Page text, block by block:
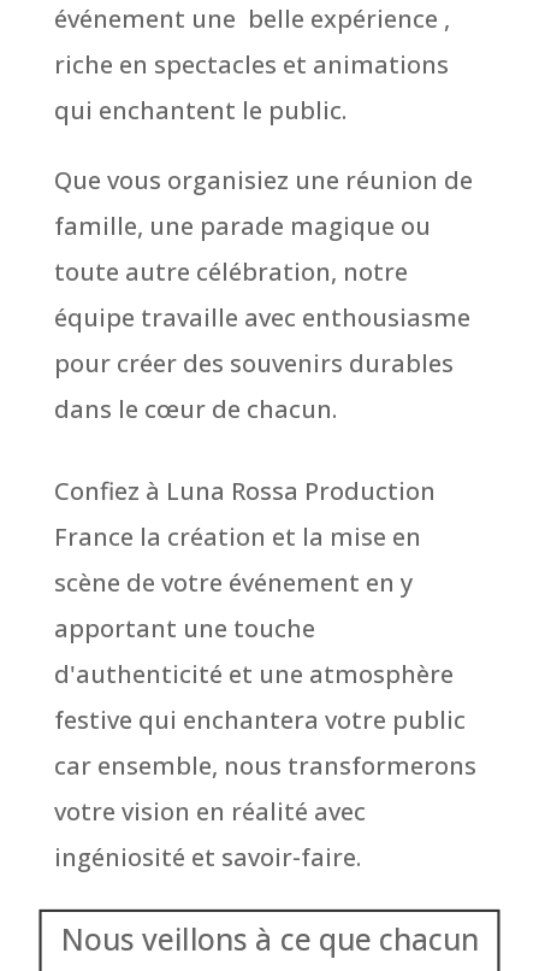
événement une belle expérience ,
riche en spectacles et animations
qui enchantent le public.
Que vous organisiez une réunion de
famille, une parade magique ou
toute autre célébration, notre
équipe travaille avec enthousiasme
pour créer des souvenirs durables
dans le cœur de chacun.
Confiez à Luna Rossa Production
France la création et la mise en
scène de votre événement en y
apportant une touche
d'authenticité et une atmosphère
festive qui enchantera votre public
car ensemble, nous transformerons
votre vision en réalité avec
ingéniosité et savoir-faire.
Nous veillons à ce que chacun